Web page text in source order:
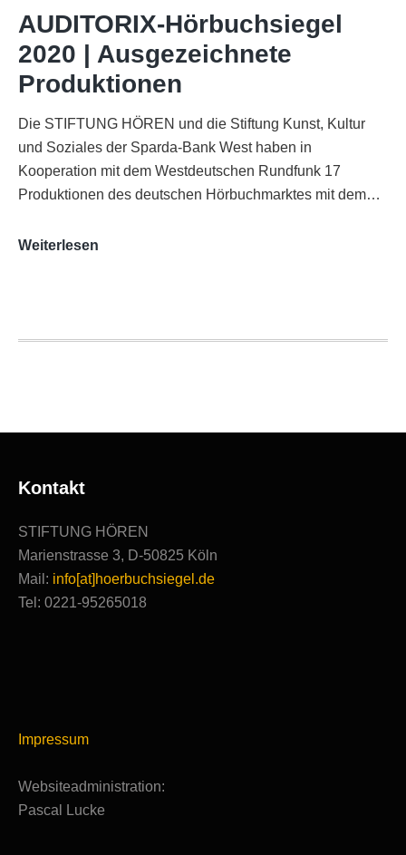
Funkhaus
Köln
AUDITORIX-Hörbuchsiegel
2020 | Ausgezeichnete
Produktionen
Die STIFTUNG HÖREN und die Stiftung Kunst, Kultur
und Soziales der Sparda-Bank West haben in
Kooperation mit dem Westdeutschen Rundfunk 17
Produktionen des deutschen Hörbuchmarktes mit dem…
Weiterlesen
Ausgezeichnete
Kontakt
STIFTUNG HÖREN
Marienstrasse 3, D-50825 Köln
Mail: info[at]hoerbuchsiegel.de
Tel: 0221-95265018
Impressum
Websiteadministration:
Pascal Lucke